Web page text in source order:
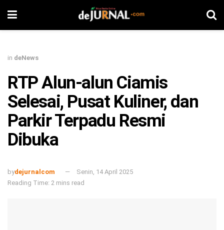
in deNews
RTP Alun-alun Ciamis
Selesai, Pusat Kuliner, dan
Parkir Terpadu Resmi
Dibuka
bydejurnalcom
Senin, 14 April 2025
Reading Time: 2 mins read